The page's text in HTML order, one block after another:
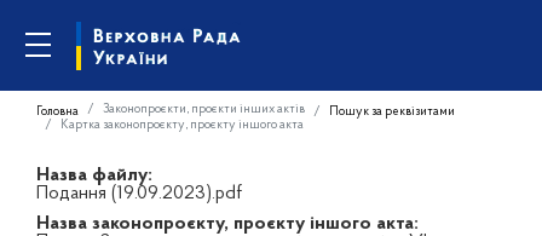
Головна Законопроєкти, проєкти інших актів
Пошук за реквізитами
Картка законопроєкту, проєкту іншого акта
Назва файлу:
Подання (19.09.2023).pdf
Назва законопроєкту, проєкту іншого акта: